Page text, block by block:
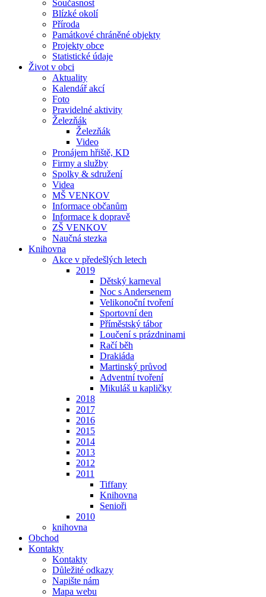
Současnost
Blízké okolí
Příroda
Památkové chráněné objekty
Projekty obce
Statistické údaje
Život v obci
Aktuality
Kalendář akcí
Foto
Pravidelné aktivity
Železňák
Železňák
Video
Pronájem hřiště, KD
Firmy a služby
Spolky & sdružení
Videa
MŠ VENKOV
Informace občanům
Informace k dopravě
ZŠ VENKOV
Naučná stezka
Knihovna
Akce v předešlých letech
2019
Dětský karneval
Noc s Andersenem
Velikonoční tvoření
Sportovní den
Příměstský tábor
Loučení s prázdninami
Račí běh
Drakiáda
Martinský průvod
Adventní tvoření
Mikuláš u kapličky
2018
2017
2016
2015
2014
2013
2012
2011
Tiffany
Knihovna
Senioři
2010
knihovna
Obchod
Kontakty
Kontakty
Důležité odkazy
Napište nám
Mapa webu